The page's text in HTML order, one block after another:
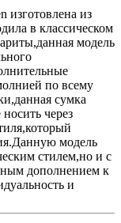
изготовлена из
в классическом
модель
по всему
сумка
через
модель
стилем,но и с
дополнением к
и